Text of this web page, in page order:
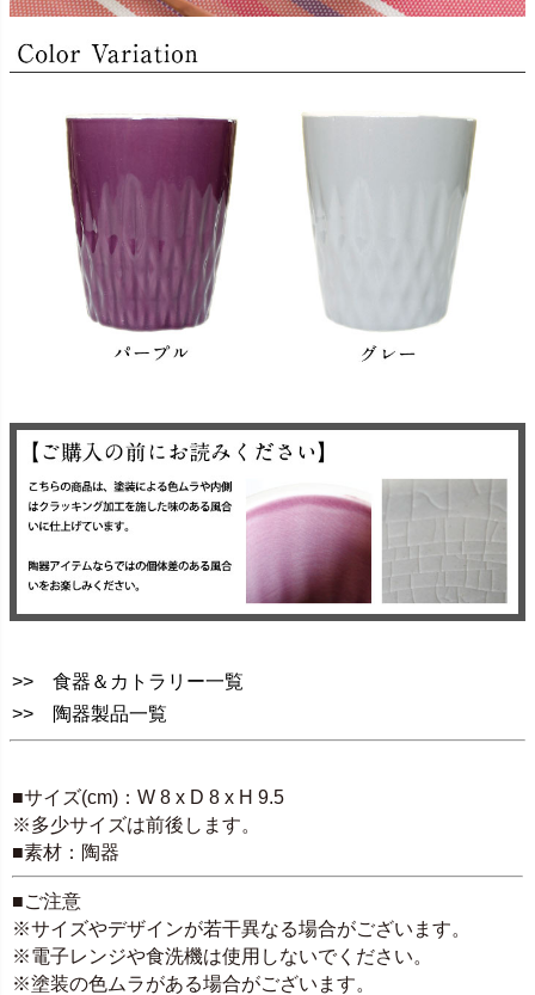
>> 食器＆カトラリー一覧
>> 陶器製品一覧
■サイズ(cm)：W 8 x D 8 x H 9.5
※多少サイズは前後します。
■素材：陶器
■ご注意
※サイズやデザインが若干異なる場合がございます。
※電子レンジや食洗機は使用しないでください。
※塗装の色ムラがある場合がございます。